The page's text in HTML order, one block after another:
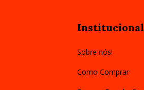
Institucional
Sobre nós!
Como Comprar